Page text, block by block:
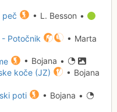
peč • L. Besson •
Potočnik
• Marta
• Bojana •
koče (JZ)
• Bojana
poti • Bojana •